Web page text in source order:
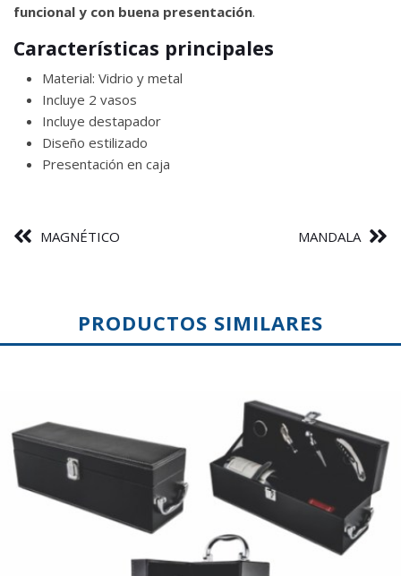
funcional y con buena presentación.
Características principales
Material: Vidrio y metal
Incluye 2 vasos
Incluye destapador
Diseño estilizado
Presentación en caja
MAGNÉTICO MANDALA
PRODUCTOS SIMILARES